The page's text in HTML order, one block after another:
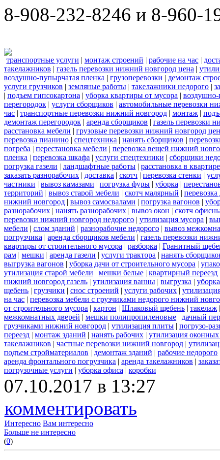
8-908-232-8246 и 8-960-
транспортные услуги | монтаж строений | рабочие на час |
такелажников | газель перевозки нижний новгород цена |
воздушно-пупырчатая пленка | грузоперевозки | демонтаж
услуги грузчиков | земляные работы | такелажники недорого |
| подъем гипсокартона | уборка квартиры от мусора | воздушно-
перегородок | услуги сборщиков | автомобильные перевозки
час | транспортные перевозки нижний новгород | монтаж |
демонтаж перегородок | аренда сборщиков | газель перевозки
расстановка мебели | грузовые перевозки нижний новгород
перевозка пианино | спецтехника | нанять сборщиков |
погреба | перестановка мебели | перевозка вещей нижний
пленка | перевозка шкафа | услуги спецтехники | сборщики
погрузка газели | ландшафтные работы | расстановка в квартире
заказать разнорабочих | доставка | скотч | перевозка стенки |
частники | вывоз камазами | погрузка фуры | уборка |
территорий | вывоз старой мебели | скотч малярный |
нижний новгород | вывоз самосвалами | погрузка вагонов |
разнорабочих | нанять разнорабочих | вывоз окон | скотч
перевозки нижний новгород недорого | утилизация мусора |
мебели | слом зданий | разнорабочие недорого | вывоз
погрузчика | аренда сборщиков мебели | газель перевозки
квартиры от строительного мусора | разборка | Гранитный
рам | мешки | аренда газели | услуги трактора | нанять
выгрузка вагонов | уборка дачи от строительного мусора |
утилизация старой мебели | мешки белые | квартирный переезд
нижний новгород газель | утилизация ванны | выгрузка |
щебень | грузчики | снос строений | услуги рабочих |
на час | перевозка мебели с грузчиками недорого нижний
от строительного мусора | картон | Шлаковый щебень | такелаж
межкомнатных дверей | мешки полипропиленовые | дачный
грузчиками нижний новгород | утилизация плиты | погрузо-
переезд | монтаж зданий | нанять рабочих | утилизация
такелажников | частные перевозки нижний новгород |
подъем стройматериалов | демонтаж зданий | рабочие недорого
аренда фронтального погрузчика | аренда такелажников |
погрузочные услуги | уборка офиса | коробки
07.10.2017 в 13:27
комментировать
Интересно Вам интересно
Больше не интересно
(0)